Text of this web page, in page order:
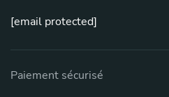
[email protected]
Paiement sécurisé